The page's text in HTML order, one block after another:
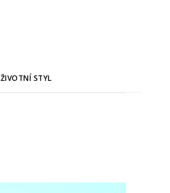
ŽIVOTNÍ STYL